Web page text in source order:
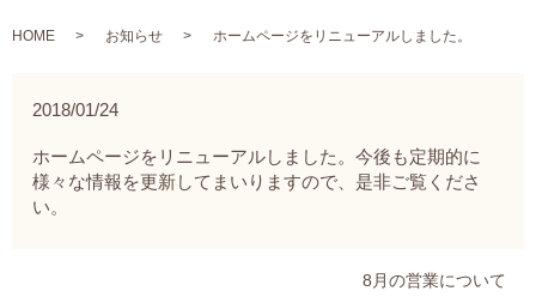
HOME お知らせ ホームページをリニューアルしました。
2018/01/24
ホームページをリニューアルしました。今後も定期的に
様々な情報を更新してまいりますので、是非ご覧くださ
い。
8月の営業について